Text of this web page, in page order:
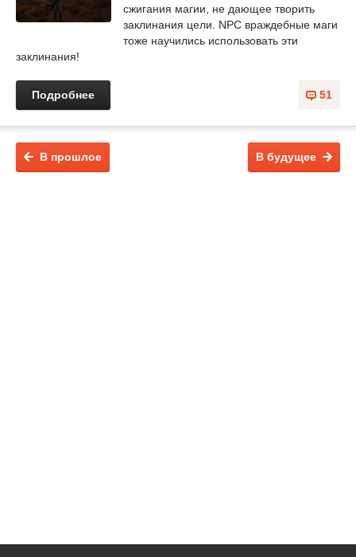
сжигания магии, не дающее творить
заклинания цели. NPC враждебные маги
тоже научились использовать эти
заклинания!
51
Подробнее
В будущее
В прошлое